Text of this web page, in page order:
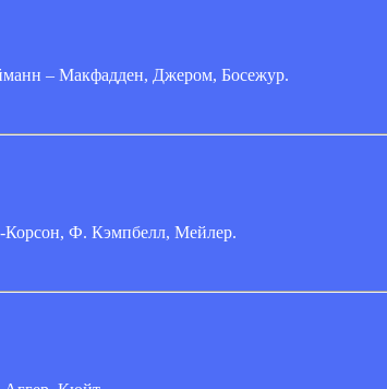
– Макфадден, Джером, Босежур.
Корсон, Ф. Кэмпбелл, Мейлер.